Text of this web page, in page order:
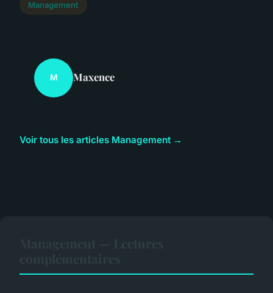
Management
M Maxence
Voir tous les articles Management →